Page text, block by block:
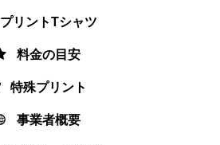
プリントTシャツ
料金の目安
特殊プリント
事業者概要